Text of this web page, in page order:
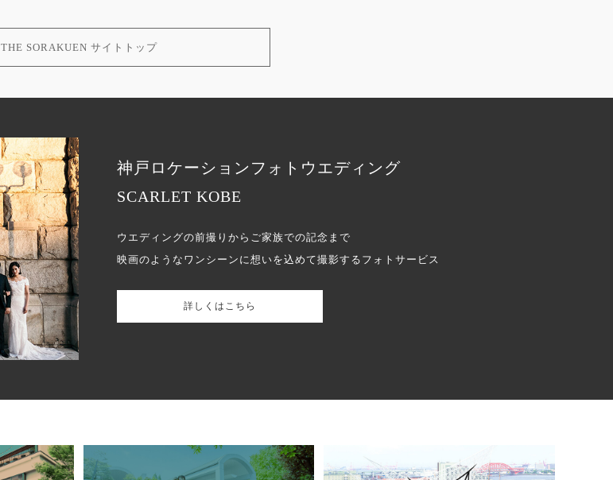
THE SORAKUEN サイトトップ
神戸ロケーションフォトウエディング
SCARLET KOBE
ウエディングの前撮りからご家族での記念まで
映画のようなワンシーンに想いを込めて撮影するフォトサービス
詳しくはこちら